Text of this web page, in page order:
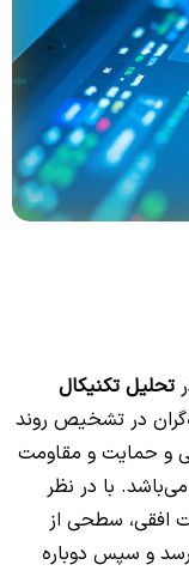
تحلیل تکنیکال
در تشخیص روند
و حمایت و مقاومت
با در نظر
افقی، سطحی از
و سپس دوباره